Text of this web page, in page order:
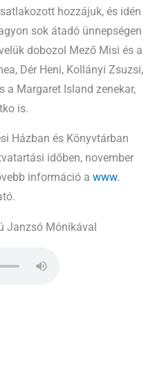
hozzájuk, és idén
sok átadó ünnepségen
dobozol Mező Misi és a
Dér Heni, Kollányi Zsuzsi,
a Margaret Island zenekar,
is.
Házban és Könyvtárban
időben, november
információ a www.
Janzsó Mónikával